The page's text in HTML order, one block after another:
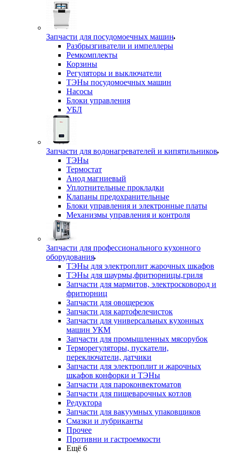
Запчасти для посудомоечных машин
Разбрызгиватели и импеллеры
Ремкомплекты
Корзины
Регуляторы и выключатели
ТЭНы посудомоечных машин
Насосы
Блоки управления
УБЛ
Запчасти для водонагревателей и кипятильников
ТЭНы
Термостат
Анод магниевый
Уплотнительные прокладки
Клапаны предохранительные
Блоки управления и электронные платы
Механизмы управления и контроля
Запчасти для профессионального кухонного
оборудования
ТЭНы для электроплит жарочных шкафов
ТЭНы для шаурмы,фритюрницы,гриля
Запчасти для мармитов, электросковород и
фритюрниц
Запчасти для овощерезок
Запчасти для картофелечисток
Запчасти для универсальных кухонных
машин УКМ
Запчасти для промышленных мясорубок
Терморегуляторы, пускатели,
переключатели, датчики
Запчасти для электроплит и жарочных
шкафов конфорки и ТЭНы
Запчасти для пароконвектоматов
Запчасти для пищеварочных котлов
Редуктора
Запчасти для вакуумных упаковщиков
Смазки и лубриканты
Прочее
Противни и гастроемкости
Ещё 6